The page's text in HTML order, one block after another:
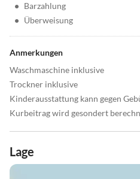
• Barzahlung
• Überweisung
Anmerkungen
Waschmaschine inklusive
Trockner inklusive
Kinderausstattung kann gegen
Kurbeitrag wird gesondert
Lage